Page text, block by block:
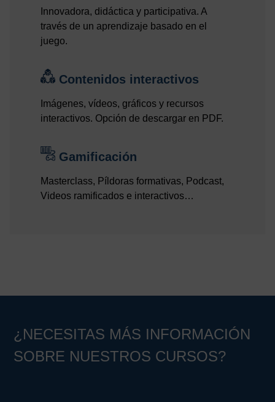
Innovadora, didáctica y participativa. A
través de un aprendizaje basado en el
juego.
Contenidos interactivos
Imágenes, vídeos, gráficos y recursos
interactivos. Opción de descargar en PDF.
Gamificación
Masterclass, Píldoras formativas, Podcast,
Videos ramificados e interactivos…
¿NECESITAS MÁS INFORMACIÓN
SOBRE NUESTROS CURSOS?